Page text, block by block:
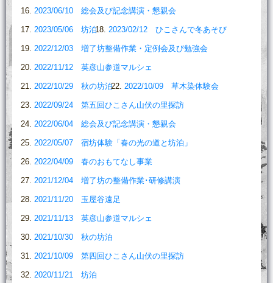
2023/06/10 総会及び記念講演・懇親会
2023/05/06 坊泊 2023/02/12 ひこさんで冬あそび
2022/12/03 増了坊整備作業・定例会及び勉強会
2022/11/12 英彦山参道マルシェ
2022/10/29 秋の坊泊 2022/10/09 草木染体験会
2022/09/24 第五回ひこさん山伏の里探訪
2022/06/04 総会及び記念講演・懇親会
2022/05/07 宿坊体験「春の光の道と坊泊」
2022/04/09 春のおもてなし事業
2021/12/04 増了坊の整備作業･研修講演
2021/11/20 玉屋谷遠足
2021/11/13 英彦山参道マルシェ
2021/10/30 秋の坊泊
2021/10/09 第四回ひこさん山伏の里探訪
2020/11/21 坊泊